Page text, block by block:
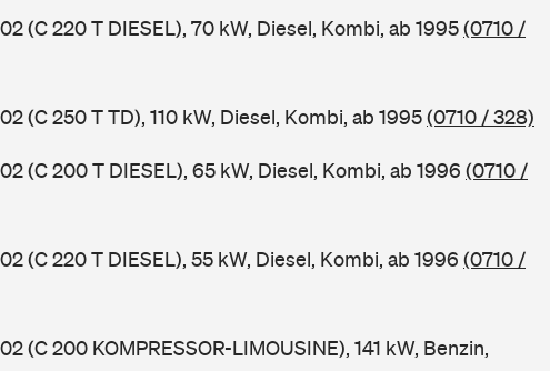
(C 220 T DIESEL), 70 kW, Diesel, Kombi, ab 1995(0710 /
(C 250 T TD), 110 kW, Diesel, Kombi, ab 1995(0710 / 328)
(C 200 T DIESEL), 65 kW, Diesel, Kombi, ab 1996 (0710 /
(C 220 T DIESEL), 55 kW, Diesel, Kombi, ab 1996 (0710 /
(C 200 KOMPRESSOR-LIMOUSINE), 141 kW, Benzin,